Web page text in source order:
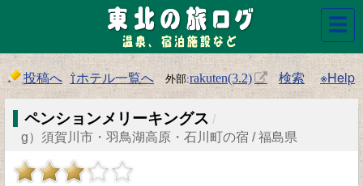
投稿へ ⇧ホテル一覧へ rakuten(3.2) 検索 ※Help
ペンションメリーキングス /
g）須賀川市・羽鳥湖高原・石川町の宿 / 福島県
☰